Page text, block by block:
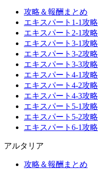
攻略＆報酬まとめ
エキスパート1-1攻略
エキスパート2-1攻略
エキスパート3-1攻略
エキスパート3-2攻略
エキスパート3-3攻略
エキスパート4-1攻略
エキスパート4-2攻略
エキスパート4-3攻略
エキスパート5-1攻略
エキスパート5-2攻略
エキスパート6-1攻略
アルタリア
攻略＆報酬まとめ